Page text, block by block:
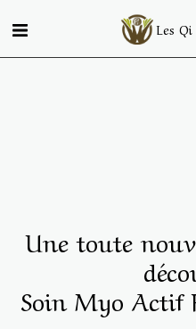
Les
Une toute
Soin Myo Actif